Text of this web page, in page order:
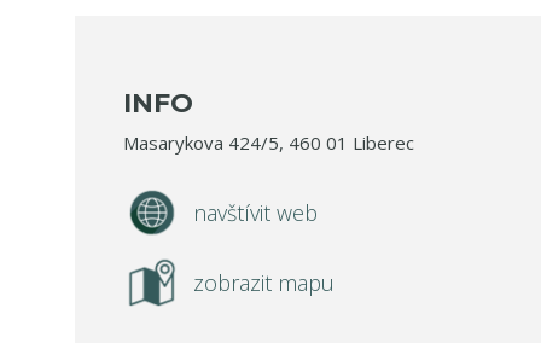
INFO
Masarykova 424/5, 460 01 Liberec
navštívit web
zobrazit mapu